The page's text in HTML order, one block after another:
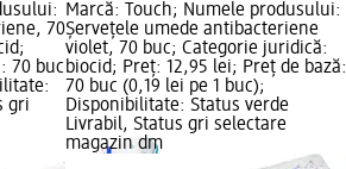
70
70 buc
gri
Marcă: Touch; Numele produsului:
Șervețele umede antibacteriene
violet, 70 buc; Categorie juridică:
biocid; Preț: 12,95 lei; Preț de bază:
70 buc (0,19 lei pe 1 buc);
Disponibilitate: Status verde
Livrabil, Status gri selectare
magazin dm